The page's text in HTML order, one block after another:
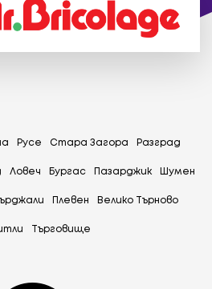
Русе Стара Загора Разград
Ловеч Бургас Пазарджик Шумен
Плевен Велико Търново
Tърговище